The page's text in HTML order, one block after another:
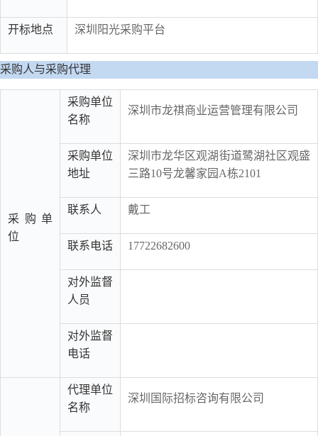
开标地点 深圳阳光采购平台
采购人与采购代理
采购单
位
采购单位
名称
深圳市龙祺商业运营管理有限公司
采购单位
地址
深圳市龙华区观湖街道鹭湖社区观盛
三路10号龙馨家园A栋2101
联系人 戴工
联系电话 17722682600
对外监督
人员
对外监督
电话
代理单位
名称
深圳国际招标咨询有限公司